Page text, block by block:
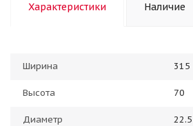
Характеристики Наличие
Ширина 315
Высота 70
Диаметр 22.5